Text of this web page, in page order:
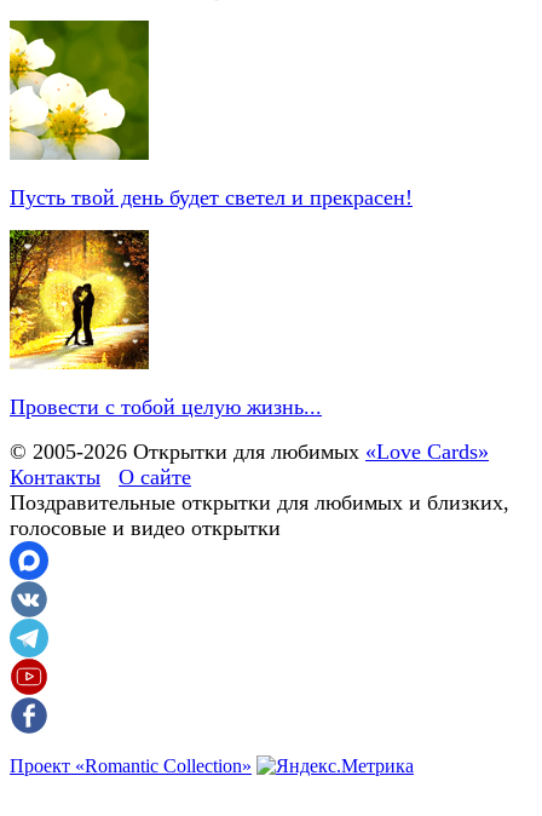
Пусть твой день будет светел и прекрасен!
Провести с тобой целую жизнь...
© 2005-2026 Открытки для любимых «Love Cards»
Контакты
О сайте
Поздравительные открытки для любимых и близких,
голосовые и видео открытки
Проект «Romantic Collection»